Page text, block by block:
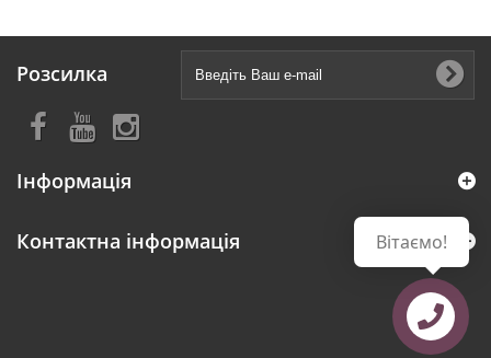
Розсилка
Інформація
Контактна інформація Вітаємо!